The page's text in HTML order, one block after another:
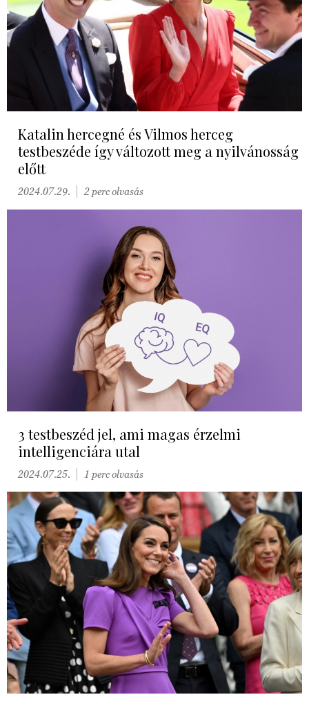
Katalin hercegné és Vilmos herceg
testbeszéde így változott meg a nyilvánosság
előtt
2024.07.29. 2 perc olvasás
3 testbeszéd jel, ami magas érzelmi
intelligenciára utal
2024.07.25. 1 perc olvasás